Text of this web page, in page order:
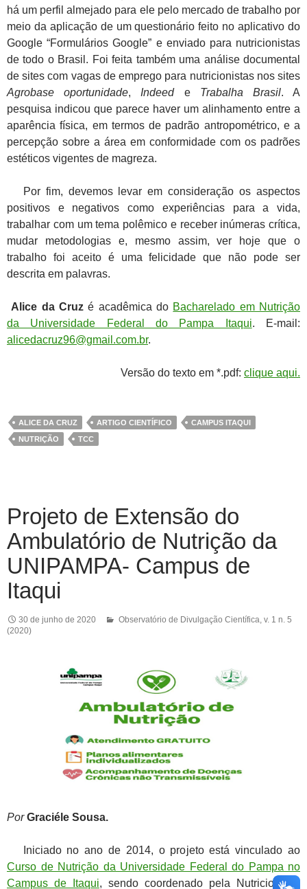
há um perfil almejado para ele pelo mercado de trabalho por
meio da aplicação de um questionário feito no aplicativo do
Google “Formulários Google” e enviado para nutricionistas
de todo o Brasil. Foi feita também uma análise documental
de sites com vagas de emprego para nutricionistas nos sites
Agrobase oportunidade, Indeed e Trabalha Brasil. A
pesquisa indicou que parece haver um alinhamento entre a
aparência física, em termos de padrão antropométrico, e a
percepção sobre a área em conformidade com os padrões
estéticos vigentes de magreza.
Por fim, devemos levar em consideração os aspectos
positivos e negativos como experiências para a vida,
trabalhar com um tema polêmico e receber inúmeras crítica,
mudar metodologias e, mesmo assim, ver hoje que o
trabalho foi aceito é uma felicidade que não pode ser
descrita em palavras.
Alice da Cruz é acadêmica do Bacharelado em Nutrição
da Universidade Federal do Pampa Itaqui. E-mail:
alicedacruz96@gmail.com.br.
Versão do texto em *.pdf: clique aqui.
ALICE DA CRUZ ARTIGO CIENTÍFICO
CAMPUS ITAQUI
NUTRIÇÃO
TCC
Projeto de Extensão do
Ambulatório de Nutrição da
UNIPAMPA- Campus de
Itaqui
30 de junho de 2020 Observatório de Divulgação Científica v. 1 n. 5
(2020)
PorGraciéle Sousa.
Iniciado no ano de 2014, o projeto está vinculado ao
Curso de Nutrição da Universidade Federal do Pampa no
Campus de Itaqui, sendo coordenado pela Nutricionista,